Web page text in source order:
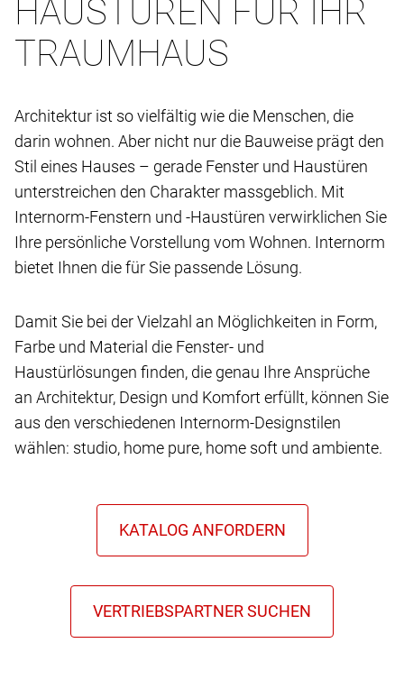
HAUSTÜREN FÜR IHR
TRAUMHAUS
Architektur ist so vielfältig wie die Menschen, die
darin wohnen. Aber nicht nur die Bauweise prägt den
Stil eines Hauses – gerade Fenster und Haustüren
unterstreichen den Charakter massgeblich. Mit
Internorm-Fenstern und -Haustüren verwirklichen Sie
Ihre persönliche Vorstellung vom Wohnen. Internorm
bietet Ihnen die für Sie passende Lösung.
Damit Sie bei der Vielzahl an Möglichkeiten in Form,
Farbe und Material die Fenster- und
Haustürlösungen finden, die genau Ihre Ansprüche
an Architektur, Design und Komfort erfüllt, können Sie
aus den verschiedenen Internorm-Designstilen
wählen: studio, home pure, home soft und ambiente.